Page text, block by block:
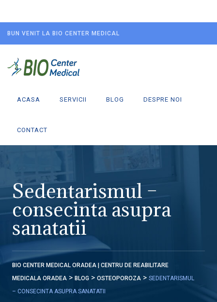
BUN VENIT LA BIO CENTER MEDICAL
ACASA SERVICII BLOG DESPRE NOI
CONTACT
Sedentarismul –
consecinta asupra
sanatatii
BIO CENTER MEDICAL ORADEA | CENTRU DE REABILITARE
MEDICALA ORADEA > BLOG > OSTEOPOROZA > SEDENTARISMUL
– CONSECINTA ASUPRA SANATATII